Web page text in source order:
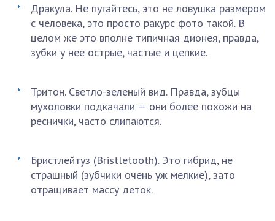
Дракула. Не пугайтесь, это не ловушка размером
с человека, это просто ракурс фото такой. В
целом же это вполне типичная дионея, правда,
зубки у нее острые, частые и цепкие.
Тритон. Светло-зеленый вид. Правда, зубцы
мухоловки подкачали — они более похожи на
реснички, часто слипаются.
Бристлейтуз (Bristletooth). Это гибрид, не
страшный (зубчики очень уж мелкие), зато
отращивает массу деток.